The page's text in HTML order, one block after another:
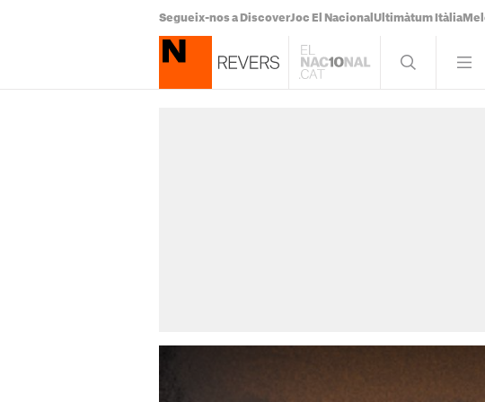
Segueix-nos a DiscoverJoc El Nacional Ultimàtum Itàlia